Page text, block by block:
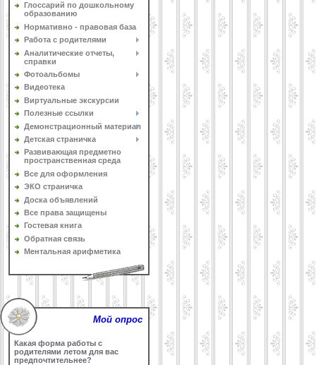
Глоссарий по дошкольному
образованию
Нормативно - правовая база
Работа с родителями
Аналитические отчеты,
справки
Фотоальбомы
Видеотека
Виртуальные экскурсии
Полезные ссылки
Демонстрационный материал
Детская страничка
Развивающая предметно
пространственная среда
Все для оформления
ЭКО страничка
Доска объявлений
Все права защищены
Гостевая книга
Обратная связь
Ментальная арифметика
Мой опрос
Какая форма работы с
родителями летом для вас
предпочтительнее?